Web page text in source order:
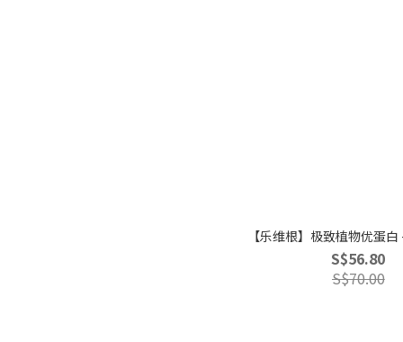
【乐维根】极致植物优蛋
S$56.80
S$70.00